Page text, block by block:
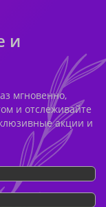
и
мгновенно,
и отслеживайте
акции и